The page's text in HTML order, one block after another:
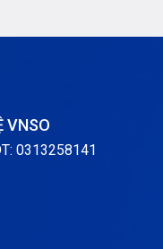
VNSO
0313258141